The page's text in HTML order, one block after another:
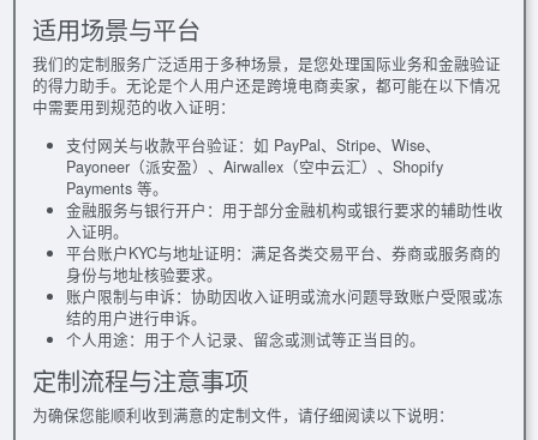
适用场景与平台
我们的定制服务广泛适用于多种场景，是您处理国际业务和金融验证
的得力助手。无论是个人用户还是跨境电商卖家，都可能在以下情况
中需要用到规范的收入证明：
支付网关与收款平台验证：如 PayPal、Stripe、Wise、
Payoneer（派安盈）、Airwallex（空中云汇）、Shopify
Payments 等。
金融服务与银行开户：用于部分金融机构或银行要求的辅助性收
入证明。
平台账户KYC与地址证明：满足各类交易平台、券商或服务商的
身份与地址核验要求。
账户限制与申诉：协助因收入证明或流水问题导致账户受限或冻
结的用户进行申诉。
个人用途：用于个人记录、留念或测试等正当目的。
定制流程与注意事项
为确保您能顺利收到满意的定制文件，请仔细阅读以下说明：